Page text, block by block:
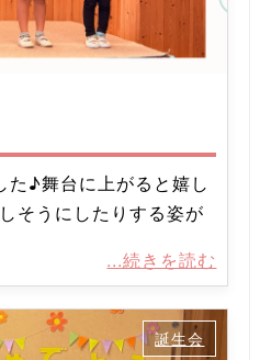
た♪舞台に上がると嬉し
そうにしたりする姿が
...続きを読む
誕生会